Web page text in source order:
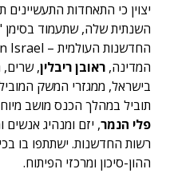
יצוין כי התאחדות התעשיינים
השנתית שלה, שתעמוד
המדינה, ראובן ריבלין, שרים,
בישראל, ממגזרי המשק
תוביל במהלך הכנס מושב
פלי הנמר, יזם ומנהיג אנשים
ההון-סיכון ומרכזי הפיתוח.